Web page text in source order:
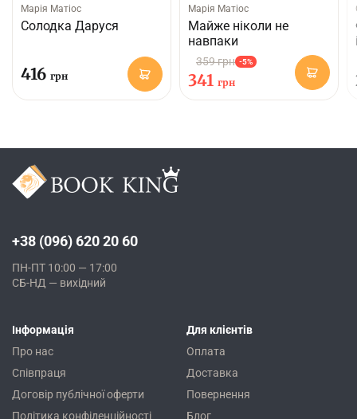
Марія Матіос
Солодка Даруся
416 грн
Марія Матіос
Майже ніколи не
навпаки
359 грн -5%
341 грн
+38 (096) 620 20 60
ПН-ПТ 10:00 — 17:00
СБ-НД — вихідний
Інформація
Про нас
Співпраця
Договір публічної оферти
Політика конфіденційності
Для клієнтів
Оплата
Доставка
Повернення
Блог